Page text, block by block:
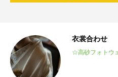
衣裳合わせ
☆高砂フォトウ